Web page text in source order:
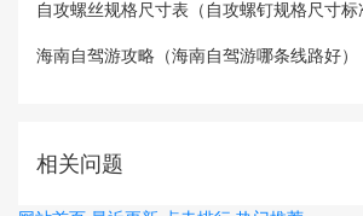
自攻螺丝规格尺寸表（自攻螺钉规格尺寸标
海南自驾游攻略（海南自驾游哪条线路好）
相关问题